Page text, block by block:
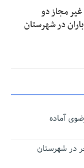
مجاز دو
در شهرستان
آماده
در شهرستان